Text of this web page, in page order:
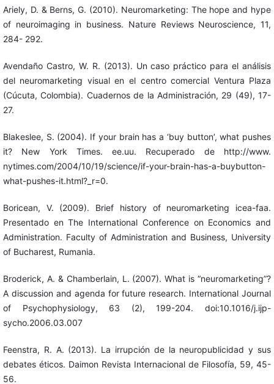
Ariely, D. & Berns, G. (2010). Neuromarketing: The hope and hype
of neuroimaging in business. Nature Reviews Neuroscience, 11,
284- 292.
Avendaño Castro, W. R. (2013). Un caso práctico para el análisis
del neuromarketing visual en el centro comercial Ventura Plaza
(Cúcuta, Colombia). Cuadernos de la Administración, 29 (49), 17-
27.
Blakeslee, S. (2004). If your brain has a ‘buy button’, what pushes
it? New York Times. ee.uu. Recuperado de http://www.
nytimes.com/2004/10/19/science/if-your-brain-has-a-buybutton-
what-pushes-it.html?_r=0.
Boricean, V. (2009). Brief history of neuromarketing icea-faa.
Presentado en The International Conference on Economics and
Administration. Faculty of Administration and Business, University
of Bucharest, Rumania.
Broderick, A. & Chamberlain, L. (2007). What is “neuromarketing”?
A discussion and agenda for future research. International Journal
of Psychophysiology, 63 (2), 199-204. doi:10.1016/j.ijp-
sycho.2006.03.007
Feenstra, R. A. (2013). La irrupción de la neuropublicidad y sus
debates éticos. Daimon Revista Internacional de Filosofía, 59, 45-
56.